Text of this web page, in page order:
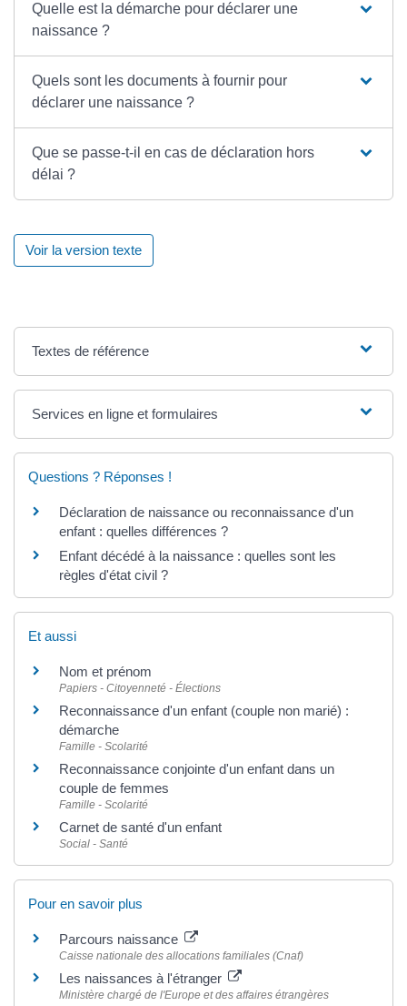
Quelle est la démarche pour déclarer une
naissance ?
Quels sont les documents à fournir pour
déclarer une naissance ?
Que se passe-t-il en cas de déclaration hors
délai ?
Voir la version texte
Textes de référence
Services en ligne et formulaires
Questions ? Réponses !
Déclaration de naissance ou reconnaissance d'un
enfant : quelles différences ?
Enfant décédé à la naissance : quelles sont les
règles d'état civil ?
Et aussi
Nom et prénom
Papiers - Citoyenneté - Élections
Reconnaissance d'un enfant (couple non marié) :
démarche
Famille - Scolarité
Reconnaissance conjointe d'un enfant dans un
couple de femmes
Famille - Scolarité
Carnet de santé d'un enfant
Social - Santé
Pour en savoir plus
Parcours naissance
Caisse nationale des allocations familiales (Cnaf)
Les naissances à l'étranger
Ministère chargé de l'Europe et des affaires étrangères